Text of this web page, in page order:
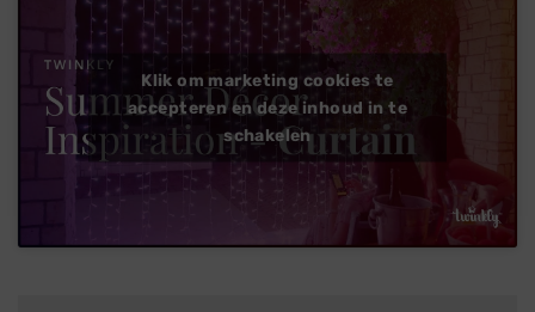
Klik om marketing cookies te
accepteren en deze inhoud in te
schakelen